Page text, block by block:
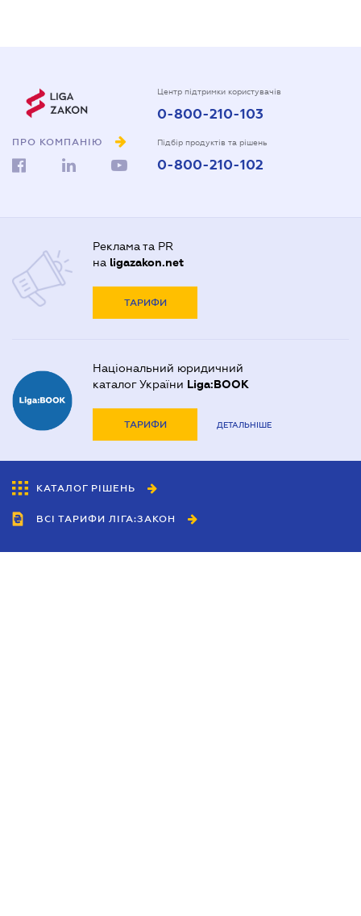
ПРО КОМПАНІЮ
Центр підтримки користувачів
0-800-210-103
Підбір продуктів та рішень
0-800-210-102
Реклама та PR
на ligazakon.net
ТАРИФИ
Національний юридичний
каталог України Liga:BOOK
ТАРИФИ ДЕТАЛЬНІШЕ
КАТАЛОГ РІШЕНЬ
ВСІ ТАРИФИ ЛІГА:ЗАКОН